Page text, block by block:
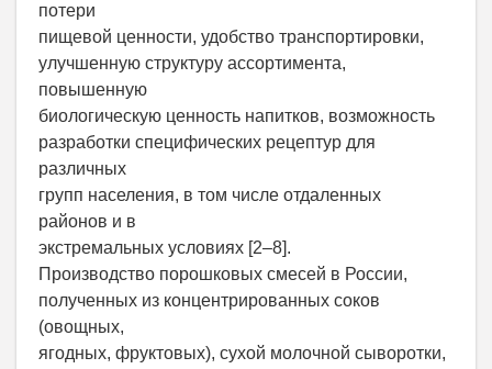
потери
пищевой ценности, удобство транспортировки,
улучшенную структуру ассортимента,
повышенную
биологическую ценность напитков, возможность
разработки специфических рецептур для
различных
групп населения, в том числе отдаленных
районов и в
экстремальных условиях [2–8].
Производство порошковых смесей в России,
полученных из концентрированных соков
(овощных,
ягодных, фруктовых), сухой молочной сыворотки,